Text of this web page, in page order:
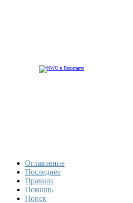
Оглавление
Последнее
Правила
Помощь
Поиск